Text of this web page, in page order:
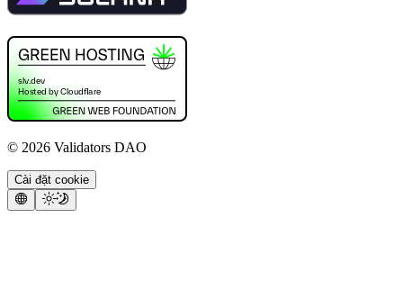
© 2026 Validators DAO
Cài đặt cookie